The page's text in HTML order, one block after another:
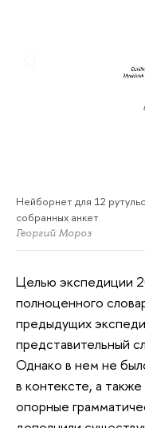
Нейборнет для 12
собранных анкет
Георгий Мороз
Целью экспедиции
полноценного
предыдущих
представительный
Однако в нем не
в контексте, а
опорные